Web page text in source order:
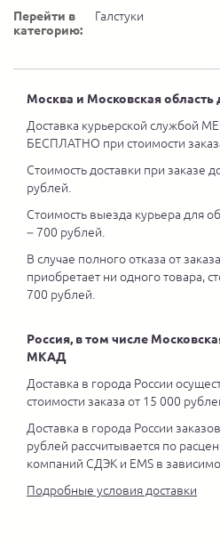
Перейти в
категорию:
Галстуки
Москва и Московская
Доставка курьерской службой
БЕСПЛАТНО при стоимости
Стоимость доставки при заказе
рублей.
Стоимость выезда курьера для
– 700 рублей.
В случае полного отказа от
приобретает ни одного товара,
700 рублей.
Россия, в том числе
МКАД
Доставка в города России
стоимости заказа от 15 000
Доставка в города России
рублей рассчитывается по
компаний СДЭК и EMS в
Подробные условия доставки